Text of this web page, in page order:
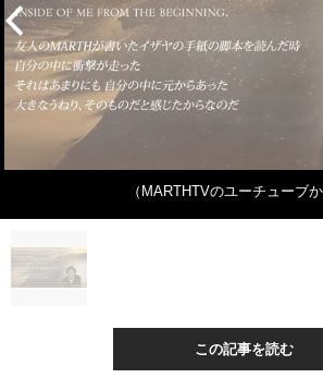
（MARTHTVのユーチューブか
この記事を読む